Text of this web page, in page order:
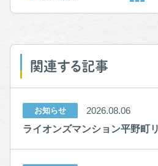
関連する記事
お知らせ
2026.08.06
ライオンズマンション平野町